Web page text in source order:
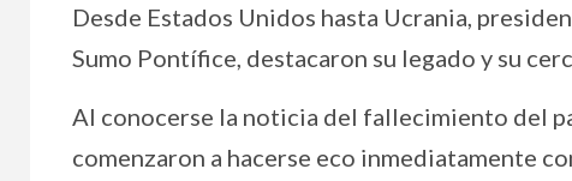
Desde Estados Unidos hasta Ucrania,
Sumo Pontífice, destacaron su legado y su
Al conocerse la noticia del fallecimiento del
comenzaron a hacerse eco inmediatamente